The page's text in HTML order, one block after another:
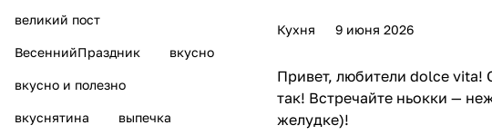
Кухня 9 июня 2026
Привет, любители dolce vita!
так! Встречайте ньокки —
желудке)!
великий пост
ВесеннийПраздник вкусно
вкусно и полезно
вкуснятина выпечка